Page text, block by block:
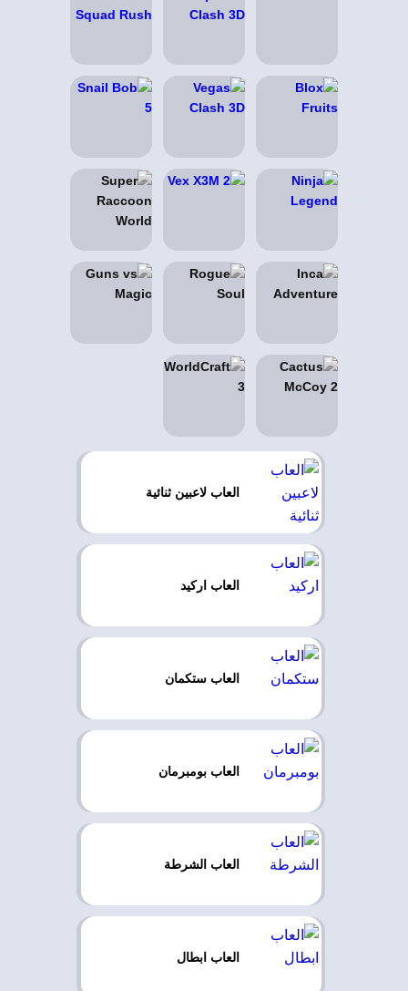
العاب لاعبين ثنائية
العاب اركيد
العاب ستكمان
العاب بومبرمان
العاب الشرطة
العاب ابطال